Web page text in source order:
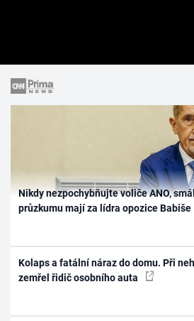
Nikdy nezpochybňujte voliče ANO,
průzkumu mají za lídra opozice Babiše
Kolaps a fatální náraz do domu. Při
zemřel řidič osobního auta